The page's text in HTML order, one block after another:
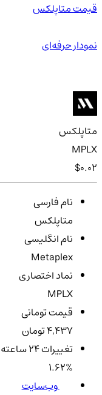
قیمت متاپلکس
نمودار حرفه‌ای
متاپلکس
MPLX
$0.02
نام فارسی
متاپلکس
نام انگلیسی
Metaplex
نماد اختصاری
MPLX
قیمت تومانی
4,437 تومان
تغییرات ۲۴ ساعته
1.62%
وب‌سایت